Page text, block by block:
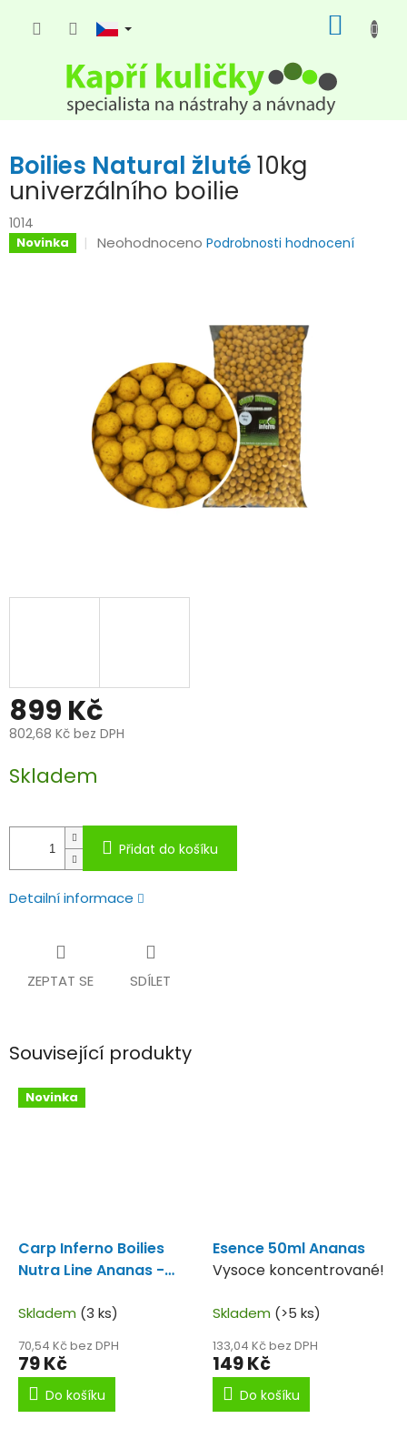
KOŠÍK
Boilies Natural žluté10kg
univerzálního boilie
1014
Novinka
Průměrné
hvězdiček.
Neohodnoceno Podrobnosti hodnocení
899 Kč
802,68 Kč bez DPH
cena:
Skladem
Přidat do košíku
Detailní informace
ZEPTAT SE SDÍLET
Související produkty
Novinka
Carp Inferno Boilies
Nutra Line Ananas -
kombinace.
Skladem (3 ks)
70,54 Kč bez DPH
79 Kč
Do košíku
Esence 50ml Ananas
Vysoce koncentrované!
Skladem (>5 ks)
133,04 Kč bez DPH
149 Kč
Do košíku